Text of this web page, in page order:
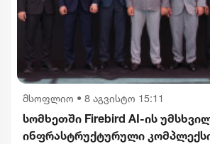
მსოფლიო • 8 აგვისტო 15:11
სომხეთში Firebird AI-ის
ინფრასტრუქტურული